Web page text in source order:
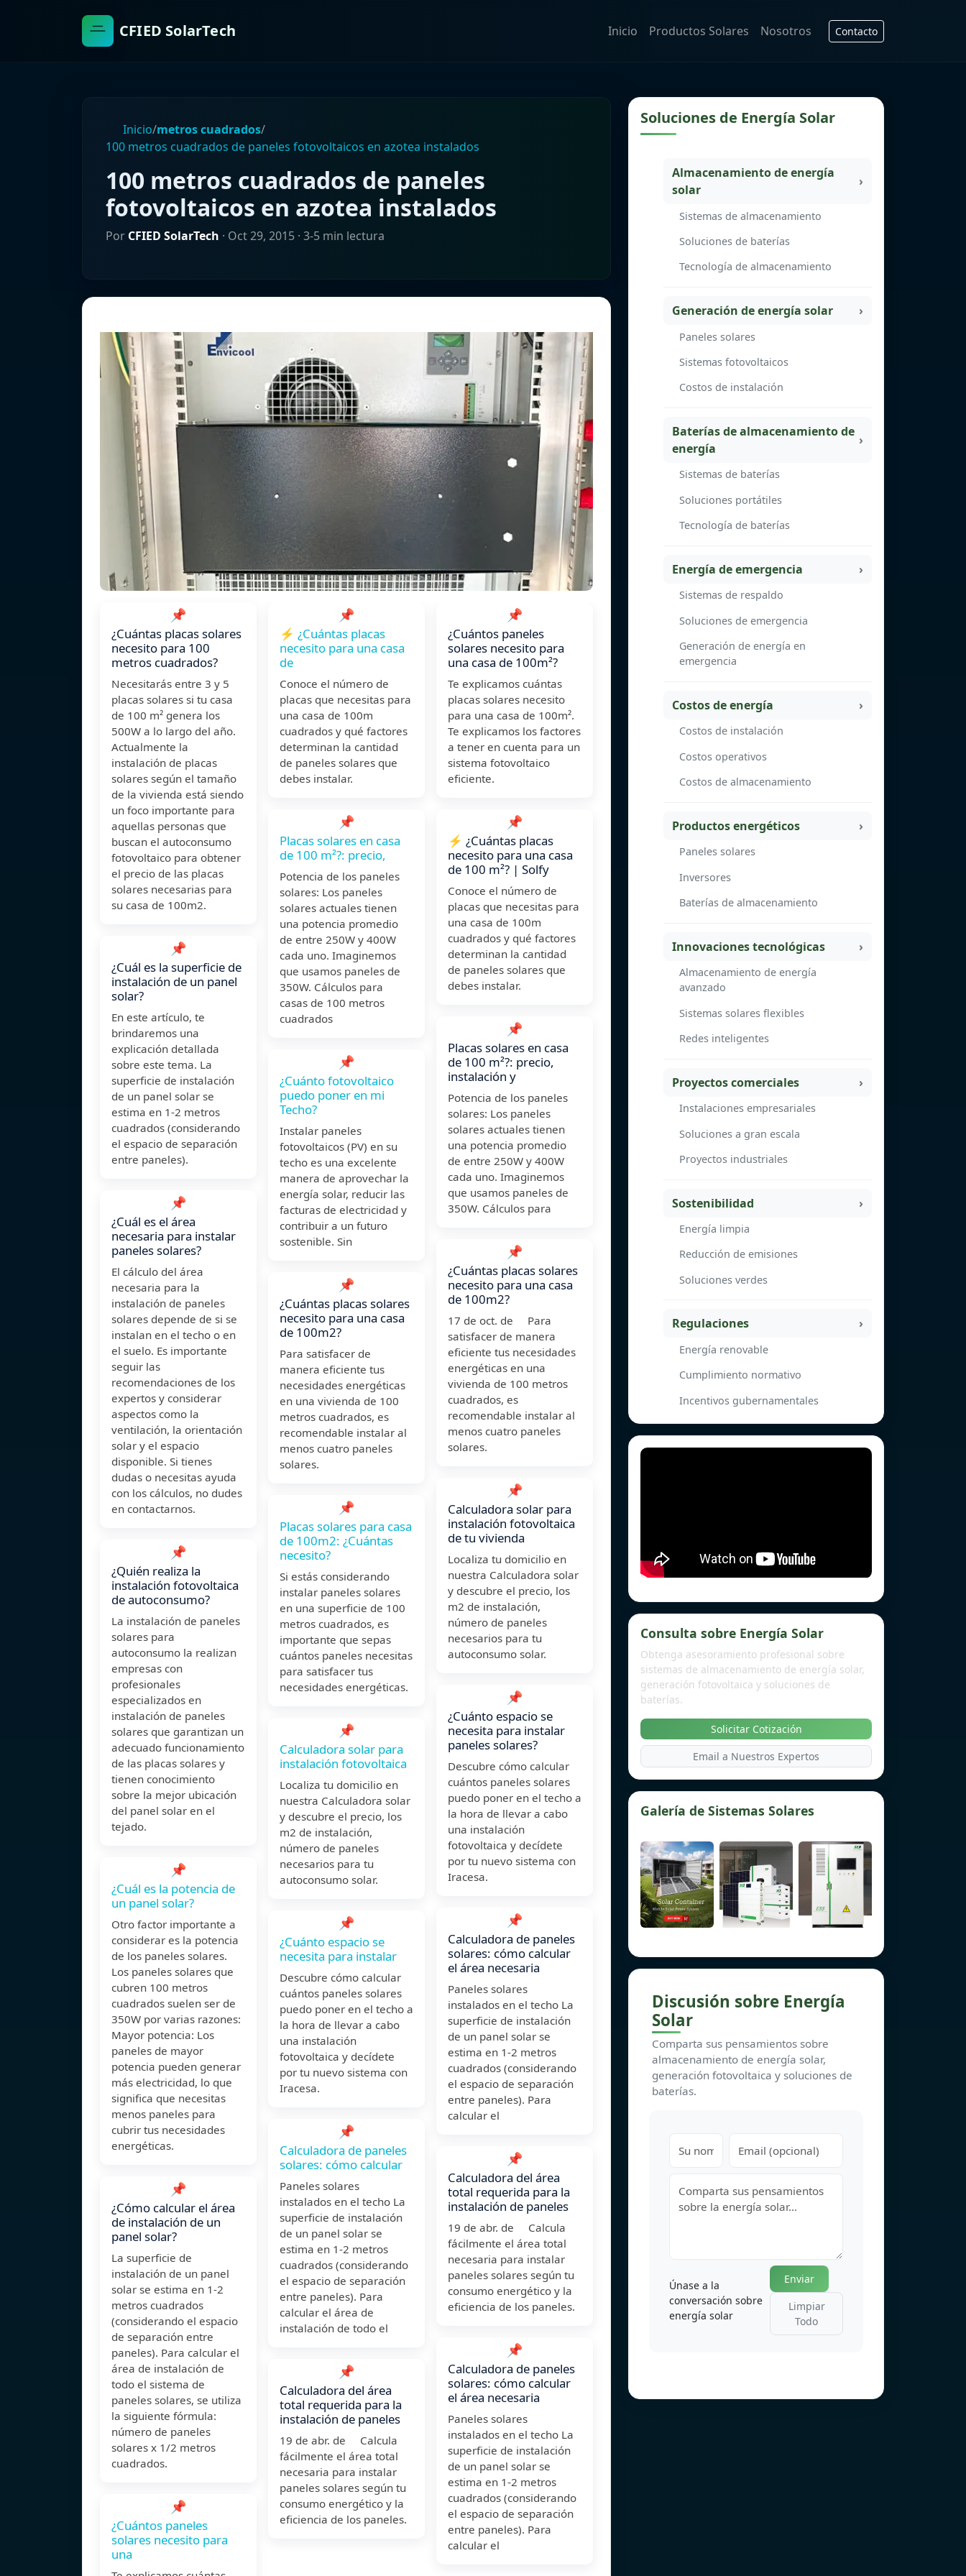
CFIED SolarTech Inicio Productos Solares Nosotros Contacto
Inicio/metros cuadrados/
100 metros cuadrados de paneles fotovoltaicos en azotea instalados
100 metros cuadrados de paneles
fotovoltaicos en azotea instalados
Por CFIED SolarTech · Oct 29, 2015 · 3-5 min lectura
📌
¿Cuántas placas solares
necesito para 100
metros cuadrados?
Necesitarás entre 3 y 5
placas solares si tu casa
de 100 m² genera los
500W a lo largo del año.
Actualmente la
instalación de placas
solares según el tamaño
de la vivienda está siendo
un foco importante para
aquellas personas que
buscan el autoconsumo
fotovoltaico para obtener
el precio de las placas
solares necesarias para
su casa de 100m2.
📌
¿Cuál es la superficie de
instalación de un panel
solar?
En este artículo, te
brindaremos una
explicación detallada
sobre este tema. La
superficie de instalación
de un panel solar se
estima en 1-2 metros
cuadrados (considerando
el espacio de separación
entre paneles).
📌
¿Cuál es el área
necesaria para instalar
paneles solares?
El cálculo del área
necesaria para la
instalación de paneles
solares depende de si se
instalan en el techo o en
el suelo. Es importante
seguir las
recomendaciones de los
expertos y considerar
aspectos como la
ventilación, la orientación
solar y el espacio
disponible. Si tienes
dudas o necesitas ayuda
con los cálculos, no dudes
en contactarnos.
📌
¿Quién realiza la
instalación fotovoltaica
de autoconsumo?
La instalación de paneles
solares para
autoconsumo la realizan
empresas con
profesionales
especializados en
instalación de paneles
solares que garantizan un
adecuado funcionamiento
de las placas solares y
tienen conocimiento
sobre la mejor ubicación
del panel solar en el
tejado.
📌
¿Cuál es la potencia de
un panel solar?
Otro factor importante a
considerar es la potencia
de los paneles solares.
Los paneles solares que
cubren 100 metros
cuadrados suelen ser de
350W por varias razones:
Mayor potencia: Los
paneles de mayor
potencia pueden generar
más electricidad, lo que
significa que necesitas
menos paneles para
cubrir tus necesidades
energéticas.
📌
¿Cómo calcular el área
de instalación de un
panel solar?
La superficie de
instalación de un panel
solar se estima en 1-2
metros cuadrados
(considerando el espacio
de separación entre
paneles). Para calcular el
área de instalación de
todo el sistema de
paneles solares, se utiliza
la siguiente fórmula:
número de paneles
solares x 1/2 metros
cuadrados.
📌
¿Cuántos paneles
solares necesito para
una
📌
⚡ ¿Cuántas placas
necesito para una casa
de
Conoce el número de
placas que necesitas para
una casa de 100m
cuadrados y qué factores
determinan la cantidad
de paneles solares que
debes instalar.
📌
Placas solares en casa
de 100 m²?: precio,
Potencia de los paneles
solares: Los paneles
solares actuales tienen
una potencia promedio
de entre 250W y 400W
cada uno. Imaginemos
que usamos paneles de
350W. Cálculos para
casas de 100 metros
cuadrados
📌
¿Cuánto fotovoltaico
puedo poner en mi
Techo?
Instalar paneles
fotovoltaicos (PV) en su
techo es una excelente
manera de aprovechar la
energía solar, reducir las
facturas de electricidad y
contribuir a un futuro
sostenible. Sin
📌
¿Cuántas placas solares
necesito para una casa
de 100m2?
Para satisfacer de
manera eficiente tus
necesidades energéticas
en una vivienda de 100
metros cuadrados, es
recomendable instalar al
menos cuatro paneles
solares.
📌
Placas solares para casa
de 100m2: ¿Cuántas
necesito?
Si estás considerando
instalar paneles solares
en una superficie de 100
metros cuadrados, es
importante que sepas
cuántos paneles necesitas
para satisfacer tus
necesidades energéticas.
📌
Calculadora solar para
instalación fotovoltaica
Localiza tu domicilio en
nuestra Calculadora solar
y descubre el precio, los
m2 de instalación,
número de paneles
necesarios para tu
autoconsumo solar.
📌
¿Cuánto espacio se
necesita para instalar
Descubre cómo calcular
cuántos paneles solares
puedo poner en el techo a
la hora de llevar a cabo
una instalación
fotovoltaica y decídete
por tu nuevo sistema con
Iracesa.
📌
Calculadora de paneles
solares: cómo calcular
Paneles solares
instalados en el techo La
superficie de instalación
de un panel solar se
estima en 1-2 metros
cuadrados (considerando
el espacio de separación
entre paneles). Para
calcular el área de
instalación de todo el
📌
Calculadora del área
total requerida para la
instalación de paneles
19 de abr. de Calcula
fácilmente el área total
necesaria para instalar
paneles solares según tu
consumo energético y la
eficiencia de los paneles.
📌
¿Cuántos paneles
solares necesito para
una casa de 100m²?
Te explicamos cuántas
placas solares necesito
para una casa de 100m².
Te explicamos los factores
a tener en cuenta para un
sistema fotovoltaico
eficiente.
📌
⚡ ¿Cuántas placas
necesito para una casa
de 100 m²? | Solfy
Conoce el número de
placas que necesitas para
una casa de 100m
cuadrados y qué factores
determinan la cantidad
de paneles solares que
debes instalar.
📌
Placas solares en casa
de 100 m²?: precio,
instalación y
Potencia de los paneles
solares: Los paneles
solares actuales tienen
una potencia promedio
de entre 250W y 400W
cada uno. Imaginemos
que usamos paneles de
350W. Cálculos para
📌
¿Cuántas placas solares
necesito para una casa
de 100m2?
17 de oct. de Para
satisfacer de manera
eficiente tus necesidades
energéticas en una
vivienda de 100 metros
cuadrados, es
recomendable instalar al
menos cuatro paneles
solares.
📌
Calculadora solar para
instalación fotovoltaica
de tu vivienda
Localiza tu domicilio en
nuestra Calculadora solar
y descubre el precio, los
m2 de instalación,
número de paneles
necesarios para tu
autoconsumo solar.
📌
¿Cuánto espacio se
necesita para instalar
paneles solares?
Descubre cómo calcular
cuántos paneles solares
puedo poner en el techo a
la hora de llevar a cabo
una instalación
fotovoltaica y decídete
por tu nuevo sistema con
Iracesa.
📌
Calculadora de paneles
solares: cómo calcular
el área necesaria
Paneles solares
instalados en el techo La
superficie de instalación
de un panel solar se
estima en 1-2 metros
cuadrados (considerando
el espacio de separación
entre paneles). Para
calcular el
📌
Calculadora del área
total requerida para la
instalación de paneles
19 de abr. de Calcula
fácilmente el área total
necesaria para instalar
paneles solares según tu
consumo energético y la
eficiencia de los paneles.
📌
Calculadora de paneles
solares: cómo calcular
el área necesaria
Paneles solares
instalados en el techo La
superficie de instalación
de un panel solar se
estima en 1-2 metros
cuadrados (considerando
el espacio de separación
entre paneles). Para
calcular el
Soluciones de Energía Solar
Almacenamiento de energía
solar
Sistemas de almacenamiento
Soluciones de baterías
Tecnología de almacenamiento
Generación de energía solar
Paneles solares
Sistemas fotovoltaicos
Costos de instalación
Baterías de almacenamiento de
energía
Sistemas de baterías
Soluciones portátiles
Tecnología de baterías
Energía de emergencia
Sistemas de respaldo
Soluciones de emergencia
Generación de energía en
emergencia
Costos de energía
Costos de instalación
Costos operativos
Costos de almacenamiento
Productos energéticos
Paneles solares
Inversores
Baterías de almacenamiento
Innovaciones tecnológicas
Almacenamiento de energía
avanzado
Sistemas solares flexibles
Redes inteligentes
Proyectos comerciales
Instalaciones empresariales
Soluciones a gran escala
Proyectos industriales
Sostenibilidad
Energía limpia
Reducción de emisiones
Soluciones verdes
Regulaciones
Energía renovable
Cumplimiento normativo
Incentivos gubernamentales
Consulta sobre Energía Solar
Obtenga asesoramiento profesional sobre
sistemas de almacenamiento de energía solar,
generación fotovoltaica y soluciones de
baterías.
Solicitar Cotización
Email a Nuestros Expertos
Galería de Sistemas Solares
Discusión sobre Energía
Solar
Comparta sus pensamientos sobre
almacenamiento de energía solar,
generación fotovoltaica y soluciones de
baterías.
Únase a la
conversación sobre
energía solar
Enviar
Limpiar
Todo